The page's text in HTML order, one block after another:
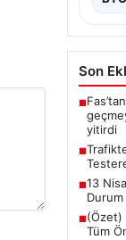
Son
■
yitirdi
■
■13
■(Özet)
Tüm